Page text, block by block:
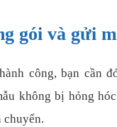
gói và gửi
công, bạn cần
không bị hỏng
chuyển.